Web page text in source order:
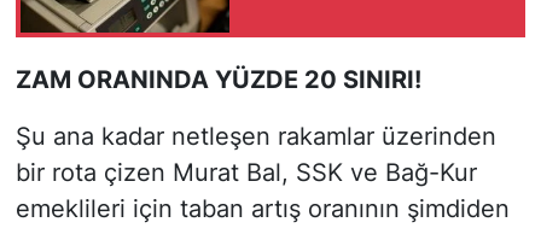
ZAM ORANINDA YÜZDE 20 SINIRI!
Şu ana kadar netleşen rakamlar üzerinden
bir rota çizen Murat Bal, SSK ve Bağ-Kur
emeklileri için taban artış oranının şimdiden